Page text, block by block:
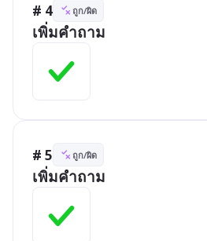
# 4 ถูก/ผิด
เพิ่มคำถาม
# 5 ถูก/ผิด
เพิ่มคำถาม